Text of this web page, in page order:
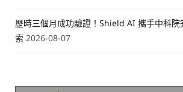
歷時三個月成功驗證！Shield AI 攜手中科院
索 2026-08-07